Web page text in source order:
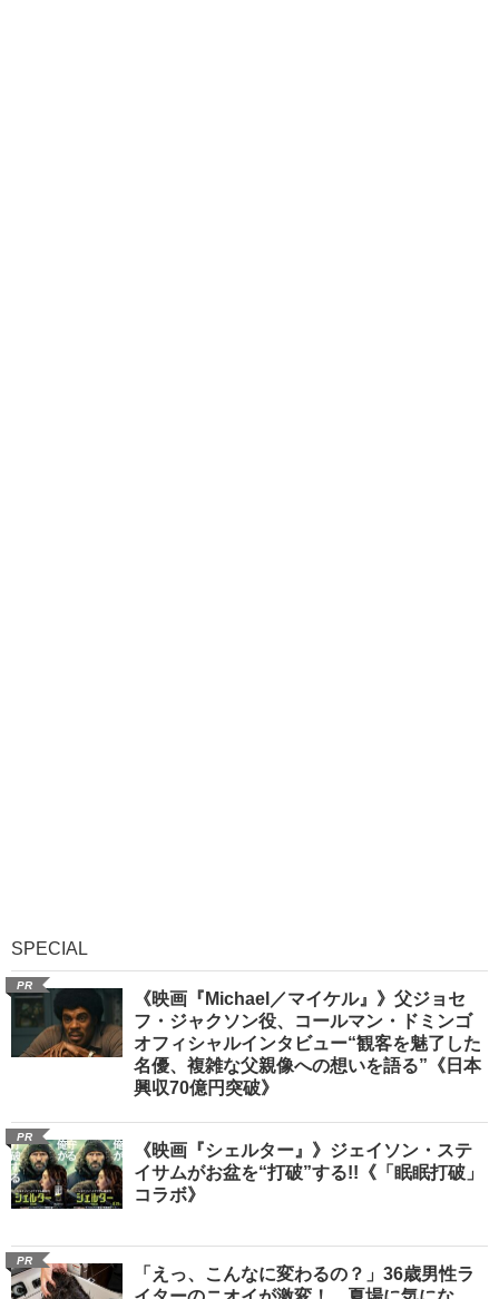
SPECIAL
PR
《映画『Michael／マイケル』》父ジョセ
フ・ジャクソン役、コールマン・ドミンゴ
オフィシャルインタビュー“観客を魅了した
名優、複雑な父親像への想いを語る”《日本
興収70億円突破》
PR
《映画『シェルター』》ジェイソン・ステ
イサムがお盆を“打破”する!!《「眠眠打破」
コラボ》
PR
「えっ、こんなに変わるの？」36歳男性ラ